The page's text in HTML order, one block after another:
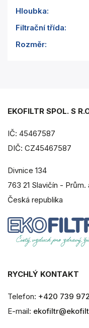
Hloubka:
Filtrační třída:
Rozměr:
EKOFILTR SPOL. S
IČ: 45467587
DIČ: CZ45467587
Divnice 134
763 21 Slavičín - Prům.
Česká republika
RYCHLÝ KONTAKT
Telefon: +420 739
E-mail: